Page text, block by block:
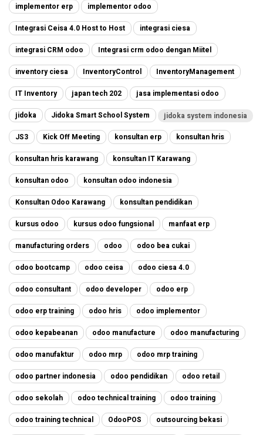
implementor erp implementor odoo
Integrasi Ceisa 4.0 Host to Host integrasi ciesa
integrasi CRM odoo Integrasi crm odoo dengan Miitel
inventory ciesa InventoryControl InventoryManagement
IT Inventory japan tech 202 jasa implementasi odoo
jidoka Jidoka Smart School System
jidoka system indonesia
JS3
Kick Off Meeting konsultan erp konsultan hris
konsultan hris karawang konsultan IT Karawang
konsultan odoo konsultan odoo indonesia
Konsultan Odoo Karawang konsultan pendidikan
kursus odoo kursus odoo fungsional manfaat erp
manufacturing orders odoo odoo bea cukai
odoo bootcamp odoo ceisa odoo ciesa 4.0
odoo consultant odoo developer odoo erp
odoo erp training odoo hris odoo implementor
odoo kepabeanan odoo manufacture odoo manufacturing
odoo manufaktur odoo mrp odoo mrp training
odoo partner indonesia odoo pendidikan odoo retail
odoo sekolah odoo technical training odoo training
odoo training technical OdooPOS outsourcing bekasi